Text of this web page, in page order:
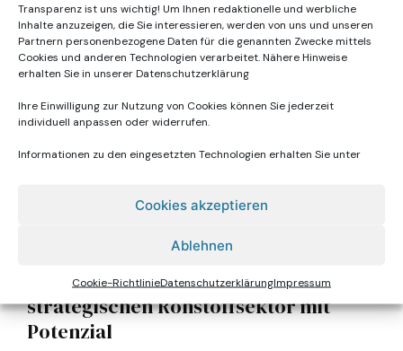
Transparenz ist uns wichtig! Um Ihnen redaktionelle und werbliche
Inhalte anzuzeigen, die Sie interessieren, werden von uns und unseren
Partnern personenbezogene Daten für die genannten Zwecke mittels
Cookies und anderen Technologien verarbeitet. Nähere Hinweise
erhalten Sie in unsererDatenschutzerklärung
Ihre Einwilligung zur Nutzung von Cookies können Sie jederzeit
individuell anpassen oder widerrufen.
Informationen zu den eingesetzten Technologien erhalten Sie unter
Cookies akzeptieren
Ablehnen
Cookie-RichtlinieDatenschutzerklärungImpressum
Wachstumsmöglichkeiten zu erschließen. Große
institutionelle Investoren und Insider wissen
längst, dass diese strategische Neuorientierung
finanzielle Ressourcen freisetzen könnte, …
Tungsten West PLC: Der Gigant im
strategischen Rohstoffsektor mit
Potenzial